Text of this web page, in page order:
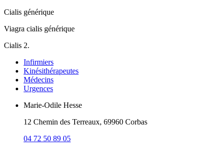
Cialis générique
Viagra cialis générique
Cialis 2.
Infirmiers
Kinésithérapeutes
Médecins
Urgences
Marie-Odile Hesse
12 Chemin des Terreaux, 69960 Corbas
04 72 50 89 05